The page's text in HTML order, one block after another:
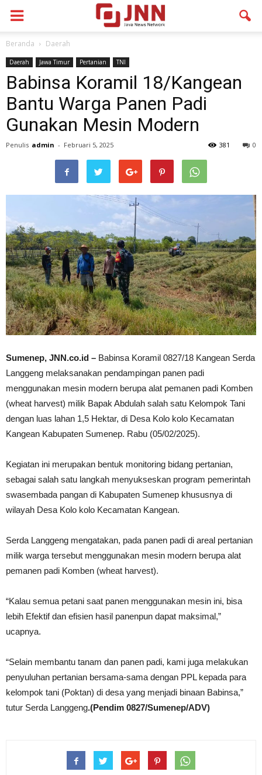
Beranda Daerah
Daerah Jawa Timur Pertanian TNI
Babinsa Koramil 18/Kangean
Bantu Warga Panen Padi
Gunakan Mesin Modern
Penulis admin - Februari 5, 2025 0
381
Sumenep, JNN.co.id – Babinsa Koramil 0827/18 Kangean Serda
Langgeng melaksanakan pendampingan panen padi
menggunakan mesin modern berupa alat pemanen padi Komben
(wheat harvest) milik Bapak Abdulah salah satu Kelompok Tani
dengan luas lahan 1,5 Hektar, di Desa Kolo kolo Kecamatan
Kangean Kabupaten Sumenep. Rabu (05/02/2025).
Kegiatan ini merupakan bentuk monitoring bidang pertanian,
sebagai salah satu langkah menyukseskan program pemerintah
swasembada pangan di Kabupaten Sumenep khususnya di
wilayah Desa Kolo kolo Kecamatan Kangean.
Serda Langgeng mengatakan, pada panen padi di areal pertanian
milik warga tersebut menggunakan mesin modern berupa alat
pemanen padi Komben (wheat harvest).
“Kalau semua petani saat panen menggunakan mesin ini, bisa
lebih Efektif dan efisien hasil panenpun dapat maksimal,”
ucapnya.
“Selain membantu tanam dan panen padi, kami juga melakukan
penyuluhan pertanian bersama-sama dengan PPL kepada para
kelompok tani (Poktan) di desa yang menjadi binaan Babinsa,”
tutur Serda Langgeng.(Pendim 0827/Sumenep/ADV)